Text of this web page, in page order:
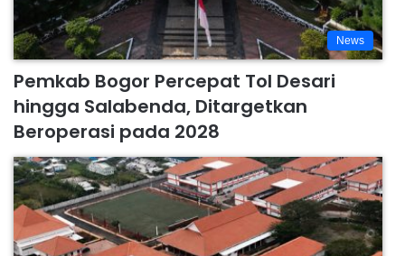
News
Pemkab Bogor Percepat Tol Desari
hingga Salabenda, Ditargetkan
Beroperasi pada 2028